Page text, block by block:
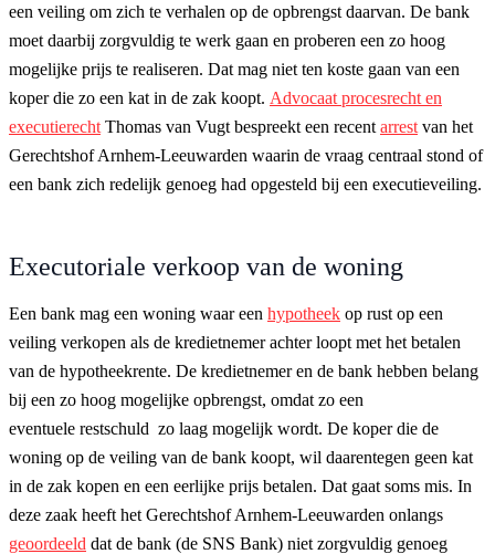
een veiling om zich te verhalen op de opbrengst daarvan. De bank
moet daarbij zorgvuldig te werk gaan en proberen een zo hoog
mogelijke prijs te realiseren. Dat mag niet ten koste gaan van een
koper die zo een kat in de zak koopt. Advocaat procesrecht en
executierecht Thomas van Vugt bespreekt een recent arrest van het
Gerechtshof Arnhem-Leeuwarden waarin de vraag centraal stond of
een bank zich redelijk genoeg had opgesteld bij een executieveiling.
Executoriale verkoop van de woning
Een bank mag een woning waar een hypotheek op rust op een
veiling verkopen als de kredietnemer achter loopt met het betalen
van de hypotheekrente. De kredietnemer en de bank hebben belang
bij een zo hoog mogelijke opbrengst, omdat zo een
eventuele restschuld zo laag mogelijk wordt. De koper die de
woning op de veiling van de bank koopt, wil daarentegen geen kat
in de zak kopen en een eerlijke prijs betalen. Dat gaat soms mis. In
deze zaak heeft het Gerechtshof Arnhem-Leeuwarden onlangs
geoordeeld dat de bank (de SNS Bank) niet zorgvuldig genoeg